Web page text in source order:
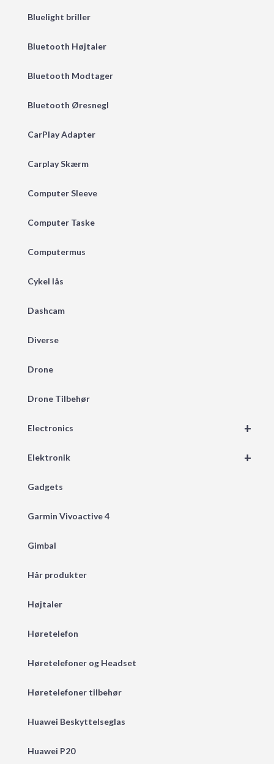
Bluelight briller
Bluetooth Højtaler
Bluetooth Modtager
Bluetooth Øresnegl
CarPlay Adapter
Carplay Skærm
Computer Sleeve
Computer Taske
Computermus
Cykel lås
Dashcam
Diverse
Drone
Drone Tilbehør
+
Electronics
+
Elektronik
Gadgets
Garmin Vivoactive 4
Gimbal
Hår produkter
Højtaler
Høretelefon
Høretelefoner og Headset
Høretelefoner tilbehør
Huawei Beskyttelseglas
Huawei P20